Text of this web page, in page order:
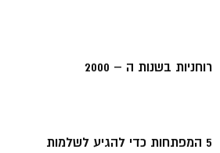
רוחניות בשנות ה – 2000
5 המפתחות כדי להגיע לשלמות